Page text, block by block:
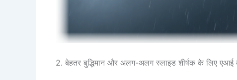
2. बेहतर बुद्धिमान और अलग-अलग स्लाइड शीर्षक के लिए एआई